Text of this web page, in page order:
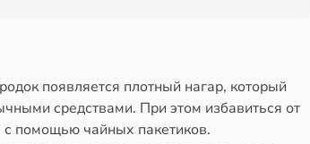
появляется плотный нагар, который
средствами. При этом избавиться от
помощью чайных пакетиков.